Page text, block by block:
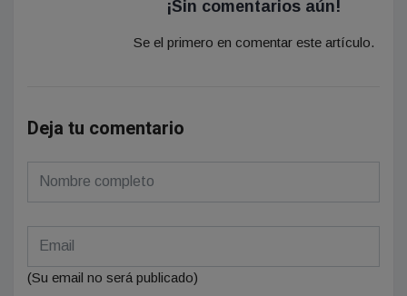
¡Sin comentarios aún!
Se el primero en comentar este artículo.
Deja tu comentario
(Su email no será publicado)